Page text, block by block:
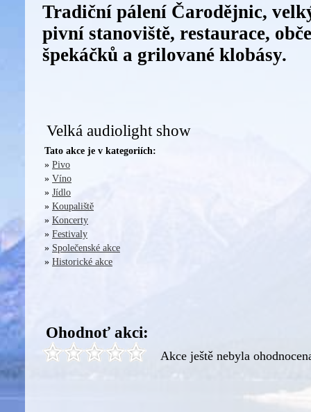
Tradiční pálení Čarodějnic,
pivní stanoviště, restaurace,
špekáčků a grilované klobásy.
Velká audiolight show
Tato akce je v kategoriích:
» Pivo
» Víno
» Jídlo
» Koupaliště
» Koncerty
» Festivaly
» Společenské akce
» Historické akce
Ohodnoť akci:
Akce ještě nebyla